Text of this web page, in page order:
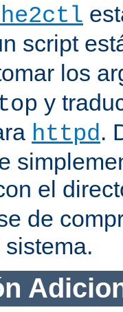
script
los
y
httpd.
el
de